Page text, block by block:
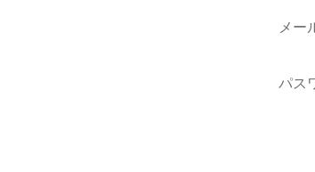
メー
パス